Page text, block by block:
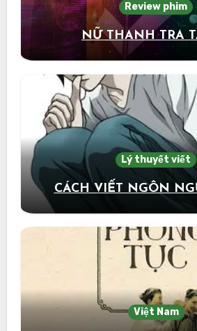
Review phim
NỮ THANH TRA
Lý thuyết viết
CÁCH VIẾT NGÔN
Việt Nam